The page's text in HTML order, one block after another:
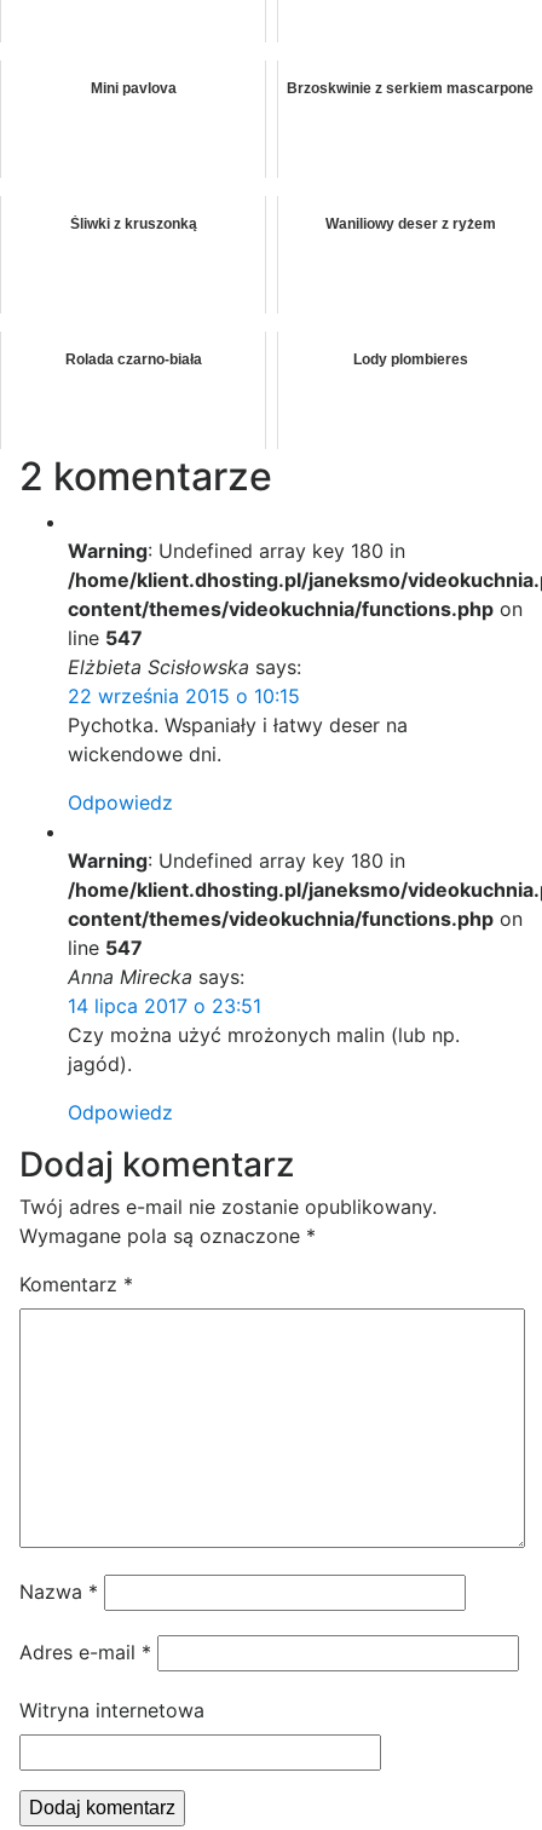
Mini pavlova Brzoskwinie z serkiem mascarpone
Śliwki z kruszonką Waniliowy deser z ryżem
Rolada czarno-biała Lody plombieres
2 komentarze
Warning: Undefined array key 180 in
/home/klient.dhosting.pl/janeksmo/
content/themes/videokuchnia/functions.php on
line 547
Elżbieta Scisłowska says:
22 września 2015 o 10:15
Pychotka. Wspaniały i łatwy deser na
wickendowe dni.
Odpowiedz
Warning: Undefined array key 180 in
/home/klient.dhosting.pl/janeksmo/
content/themes/videokuchnia/functions.php on
line 547
Anna Mirecka says:
14 lipca 2017 o 23:51
Czy można użyć mrożonych malin (lub np.
jagód).
Odpowiedz
Dodaj komentarz
Twój adres e-mail nie zostanie opublikowany.
Wymagane pola są oznaczone *
Komentarz *
Nazwa *
Adres e-mail *
Witryna internetowa